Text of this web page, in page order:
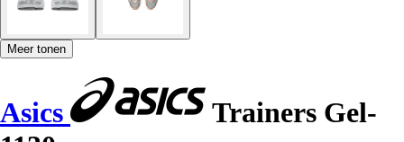
Meer tonen
Asics
Trainers Gel-